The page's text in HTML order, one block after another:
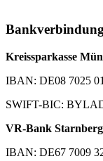
Kreissparkasse
IBAN: DE08 7025
SWIFT-BIC:
VR-Bank
IBAN: DE67 7009